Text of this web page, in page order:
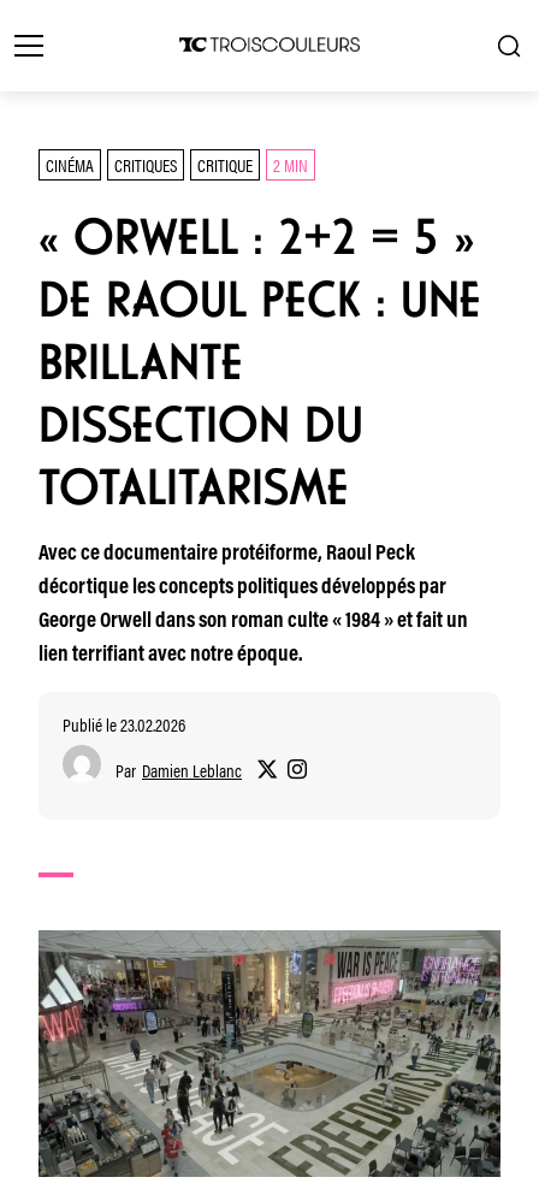
CINÉMA CRITIQUES CRITIQUE 2 MIN
« ORWELL : 2+2 = 5 »
DE RAOUL PECK : UNE
BRILLANTE
DISSECTION DU
TOTALITARISME
Avec ce documentaire protéiforme, Raoul Peck
décortique les concepts politiques développés par
George Orwell dans son roman culte « 1984 » et fait un
lien terrifiant avec notre époque.
Publié le 23.02.2026
Par Damien Leblanc